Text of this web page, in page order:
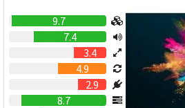
9.7
7.4
3.4
4.9
2.9
8.7